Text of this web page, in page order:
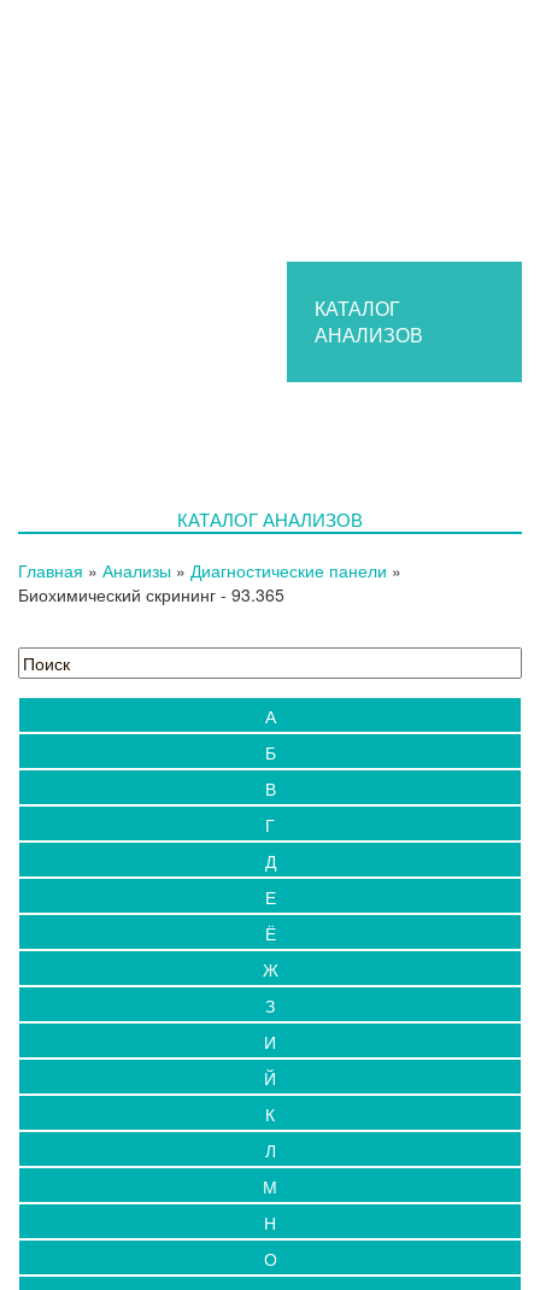
КАТАЛОГ
АНАЛИЗОВ
КАТАЛОГ АНАЛИЗОВ
Главная » Анализы » Диагностические панели »
Биохимический скрининг - 93.365
А
Б
В
Г
Д
Е
Ё
Ж
З
И
Й
К
Л
М
Н
О